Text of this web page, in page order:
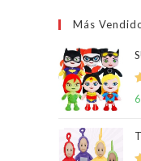
Más